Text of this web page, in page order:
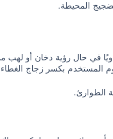
المحيطة.
في حال رؤية دخان أو لهب
المستخدم بكسر زجاج
الطوارئ.